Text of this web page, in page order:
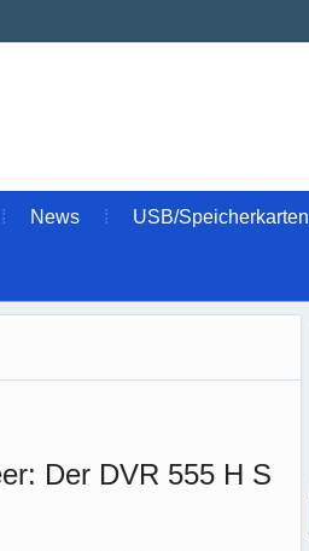
News USB/Speicherkarten
Der DVR 555 H S